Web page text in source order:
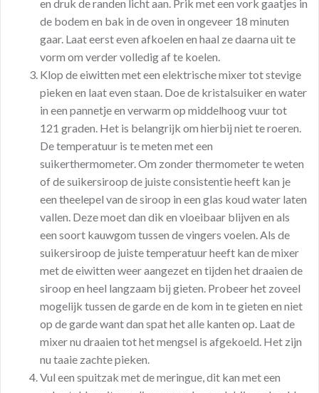
en druk de randen licht aan. Prik met een vork gaatjes in
de bodem en bak in de oven in ongeveer 18 minuten
gaar. Laat eerst even afkoelen en haal ze daarna uit te
vorm om verder volledig af te koelen.
Klop de eiwitten met een elektrische mixer tot stevige
pieken en laat even staan. Doe de kristalsuiker en water
in een pannetje en verwarm op middelhoog vuur tot
121 graden. Het is belangrijk om hierbij niet te roeren.
De temperatuur is te meten met een
suikerthermometer. Om zonder thermometer te weten
of de suikersiroop de juiste consistentie heeft kan je
een theelepel van de siroop in een glas koud water laten
vallen. Deze moet dan dik en vloeibaar blijven en als
een soort kauwgom tussen de vingers voelen. Als de
suikersiroop de juiste temperatuur heeft kan de mixer
met de eiwitten weer aangezet en tijden het draaien de
siroop en heel langzaam bij gieten. Probeer het zoveel
mogelijk tussen de garde en de kom in te gieten en niet
op de garde want dan spat het alle kanten op. Laat de
mixer nu draaien tot het mengsel is afgekoeld. Het zijn
nu taaie zachte pieken.
Vul een spuitzak met de meringue, dit kan met een